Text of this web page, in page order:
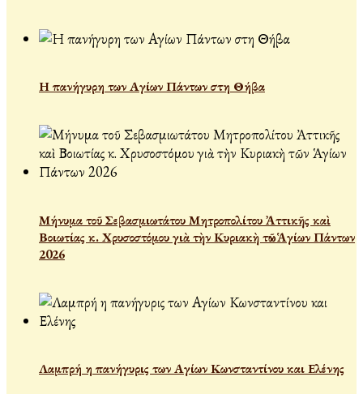
Η πανήγυρη των Αγίων Πάντων στη Θήβα
Μήνυμα τοῦ Σεβασμιωτάτου Μητροπολίτου Ἀττικῆς καὶ
Βοιωτίας κ. Χρυσοστόμου γιὰ τὴν Κυριακὴ τῶν Ἁγίων Πάντων
2026
Λαμπρή η πανήγυρις των Αγίων Κωνσταντίνου και Ελένης